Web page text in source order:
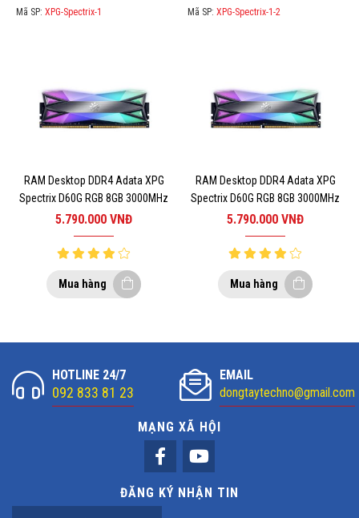
Mã SP: XPG-Spectrix-1
RAM Desktop DDR4 Adata XPG
Spectrix D60G RGB 8GB 3000MHz
(1x8GB)
5.790.000 VNĐ
Mua hàng
Mã SP: XPG-Spectrix-1-2
RAM Desktop DDR4 Adata XPG
Spectrix D60G RGB 8GB 3000MHz
(1x8GB)
5.790.000 VNĐ
Mua hàng
HOTLINE 24/7
092 833 81 23
EMAIL
dongtaytechno@gmail.com
MẠNG XÃ HỘI
ĐĂNG KÝ NHẬN TIN